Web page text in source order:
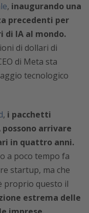
, inaugurando una
precedenti per
IA al mondo.
di dollari di
di Meta sta
tecnologico
, i pacchetti
arrivare
in quattro anni.
a poco tempo fa
startup, ma che
proprio questo il
estrema delle